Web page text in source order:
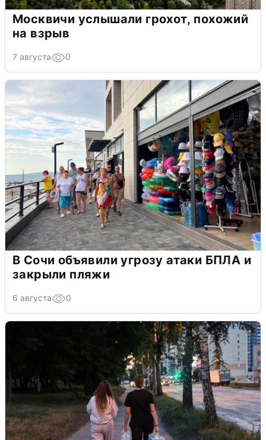
Москвичи услышали грохот, похожий
на взрыв
7 августа 0
В Сочи объявили угрозу атаки БПЛА и
закрыли пляжи
6 августа 0